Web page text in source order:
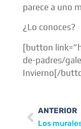
parece a uno
¿Lo conoces?
[button
de-padres/
Invierno[/
ANTERIOR